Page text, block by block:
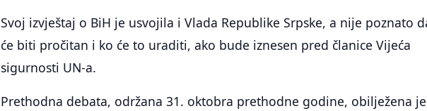
Svoj izvještaj o BiH je usvojila i Vlada Republike Srpske, a nije poznato
će biti pročitan i ko će to uraditi, ako bude iznesen pred članice Vijeća
sigurnosti UN-a.
Prethodna debata, održana 31. oktobra prethodne godine, obilježena je